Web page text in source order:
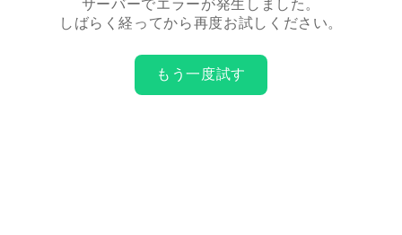
サーバーでエラーが発生しました。
しばらく経ってから再度お試しください。
もう一度試す